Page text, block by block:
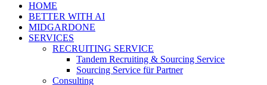
HOME
BETTER WITH AI
MIDGARDONE
SERVICES
RECRUITING SERVICE
Tandem Recruiting & Sourcing Service
Sourcing Service für Partner
Consulting